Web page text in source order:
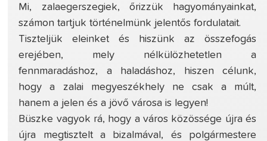
Mi, zalaegerszegiek, őrizzük hagyományainkat,
számon tartjuk történelmünk jelentős fordulatait.
Tiszteljük eleinket és hiszünk az összefogás
erejében, mely nélkülözhetetlen a
fennmaradáshoz, a haladáshoz, hiszen célunk,
hogy a zalai megyeszékhely ne csak a múlt,
hanem a jelen és a jövő városa is legyen!
Büszke vagyok rá, hogy a város közössége újra és
újra megtisztelt a bizalmával, és polgármestere